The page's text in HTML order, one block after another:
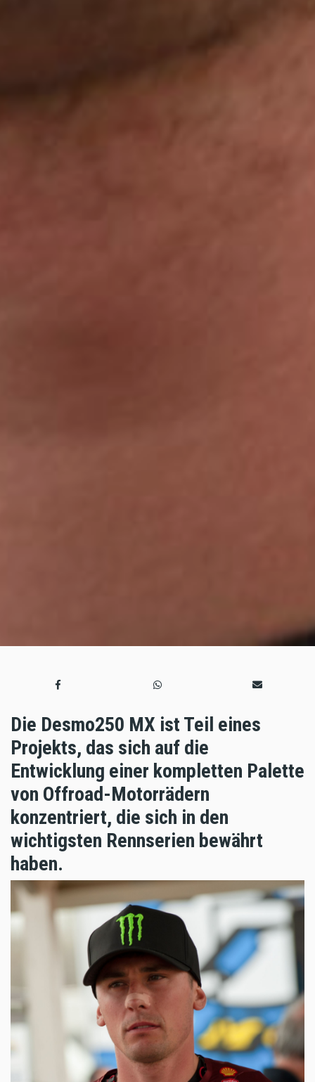
Die Desmo250 MX ist Teil eines
Projekts, das sich auf die
Entwicklung einer kompletten Palette
von Offroad-Motorrädern
konzentriert, die sich in den
wichtigsten Rennserien bewährt
haben.